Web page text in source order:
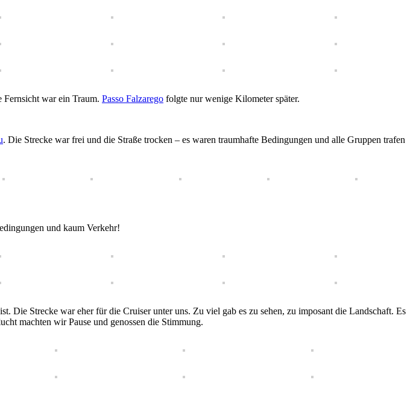
Fernsicht war ein Traum. Passo Falzarego folgte nur wenige Kilometer später.
. Die Strecke war frei und die Straße trocken – es waren traumhafte Bedingungen und alle Gruppen trafen
und kaum Verkehr!
Strecke war eher für die Cruiser unter uns. Zu viel gab es zu sehen, zu imposant die Landschaft. Es
machten wir Pause und genossen die Stimmung.